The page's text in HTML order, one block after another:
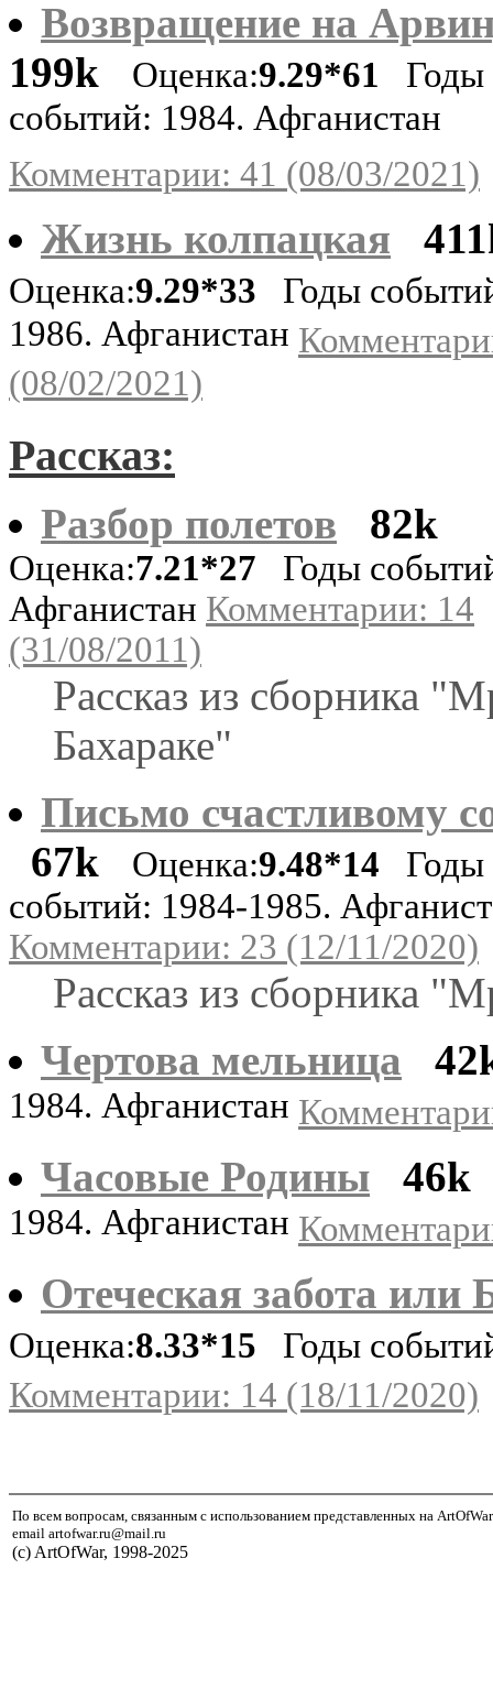
Возвращение на
199k
Оценка:9.29*61 Годы
событий: 1984. Афганистан
Комментарии: 41 (08/03/2021)
Жизнь колпацкая
Оценка:9.29*33 Годы
1986. Афганистан
(08/02/2021)
Рассказ:
Разбор полетов 82k
Оценка:7.21*27 Годы
Афганистан Комментарии: 14
(31/08/2011)
Рассказ из сборника
Бахараке"
Письмо счастливому
67k
Оценка:9.48*14 Годы
событий: 1984-1985.
Комментарии: 23 (12/11/2020)
Рассказ из сборника
Чертова мельница
1984. Афганистан
Часовые Родины
46k
1984. Афганистан
Отеческая забота или
Оценка:8.33*15 Годы
Комментарии: 14 (18/11/2020)
По всем вопросам, связанным с использованием представленных на
email artofwar.ru@mail.ru
(с) ArtOfWar, 1998-2025